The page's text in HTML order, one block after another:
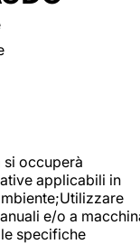
si occuperà
applicabili in
e/o a
specifiche